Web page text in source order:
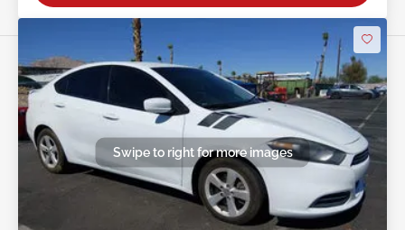
Swipe to right for more images